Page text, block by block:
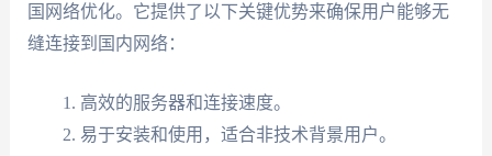
国网络优化。它提供了以下关键优势来确保用户能够无
缝连接到国内网络：
高效的服务器和连接速度。
易于安装和使用，适合非技术背景用户。